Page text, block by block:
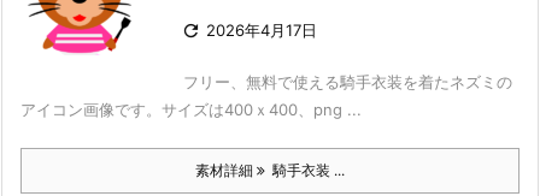
 2026年4月17日
フリー、無料で使える騎手衣装を着たネズミの
アイコン画像です。サイズは400ｘ400、png ...
素材詳細 騎手衣装 ...